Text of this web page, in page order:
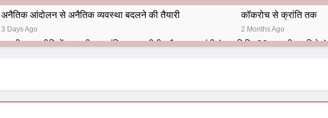
अनैतिक आंदोलन से अनैतिक व्यवस्था बदलने की तैयारी
3 Days Ago
कॉकरोच से क्रांति तक
2 Months Ago
भारतीय राजनीति में आज भी प्रासांगिक एव अद्वीतीय है महात्मा गांधी (पुण्य तिथि-30 जनवरी पर विशेष)
हरियाणा सरकार के बाबा बंदा सिंह बहादुर की स्मृति में स्मारक निर्माण की दिशा में बढ़ते कदम